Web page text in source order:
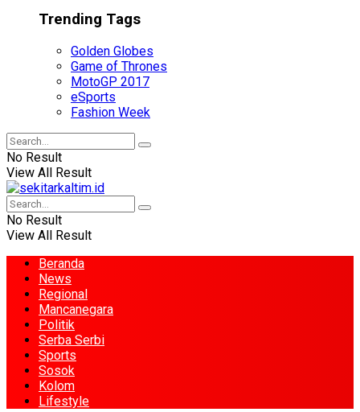
Trending Tags
Golden Globes
Game of Thrones
MotoGP 2017
eSports
Fashion Week
No Result
View All Result
No Result
View All Result
Beranda
News
Regional
Mancanegara
Politik
Serba Serbi
Sports
Sosok
Kolom
Lifestyle